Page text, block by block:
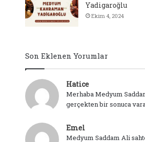
Yadigaroğlu
Ekim 4, 2024
Son Eklenen Yorumlar
Hatice
Merhaba Medyum
gerçekten bir sonuca
Emel
Medyum Saddam Ali